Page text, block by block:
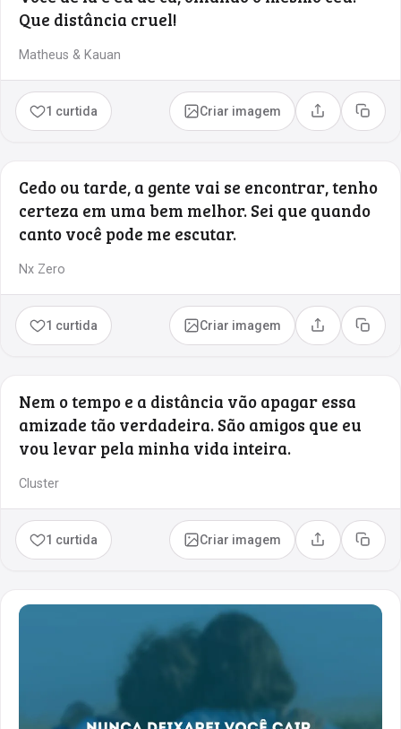
Que distância cruel!
Matheus & Kauan
1 curtida Criar imagem Compartilhar
Copiar
Cedo ou tarde, a gente vai se encontrar, tenho
certeza em uma bem melhor. Sei que quando
canto você pode me escutar.
Nx Zero
1 curtida Criar imagem Compartilhar
Copiar
Nem o tempo e a distância vão apagar essa
amizade tão verdadeira. São amigos que eu
vou levar pela minha vida inteira.
Cluster
1 curtida Criar imagem Compartilhar
Copiar